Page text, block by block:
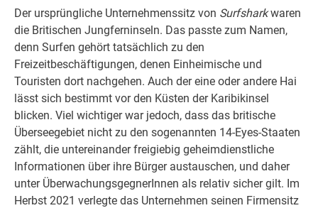
Der ursprüngliche Unternehmenssitz von Surfsharkwaren
die Britischen Jungferninseln. Das passte zum Namen,
denn Surfen gehört tatsächlich zu den
Freizeitbeschäftigungen, denen Einheimische und
Touristen dort nachgehen. Auch der eine oder andere Hai
lässt sich bestimmt vor den Küsten der Karibikinsel
blicken. Viel wichtiger war jedoch, dass das britische
Überseegebiet nicht zu den sogenannten 14-Eyes-Staaten
zählt, die untereinander freigiebig geheimdienstliche
Informationen über ihre Bürger austauschen, und daher
unter ÜberwachungsgegnerInnen als relativ sicher gilt. Im
Herbst 2021 verlegte das Unternehmen seinen Firmensitz